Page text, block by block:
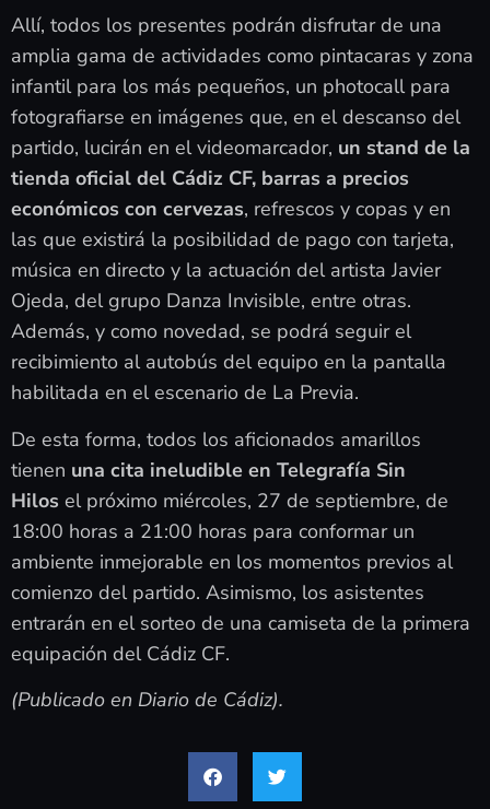
Allí, todos los presentes podrán disfrutar de una
amplia gama de actividades como pintacaras y zona
infantil para los más pequeños, un photocall para
fotografiarse en imágenes que, en el descanso del
partido, lucirán en el videomarcador, un stand de la
tienda oficial del Cádiz CF, barras a precios
económicos con cervezas, refrescos y copas y en
las que existirá la posibilidad de pago con tarjeta,
música en directo y la actuación del artista Javier
Ojeda, del grupo Danza Invisible, entre otras.
Además, y como novedad, se podrá seguir el
recibimiento al autobús del equipo en la pantalla
habilitada en el escenario de La Previa.
De esta forma, todos los aficionados amarillos
tienen una cita ineludible en Telegrafía Sin
Hilos el próximo miércoles, 27 de septiembre, de
18:00 horas a 21:00 horas para conformar un
ambiente inmejorable en los momentos previos al
comienzo del partido. Asimismo, los asistentes
entrarán en el sorteo de una camiseta de la primera
equipación del Cádiz CF.
(Publicado en Diario de Cádiz).